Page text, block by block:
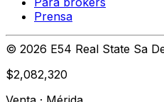
Prensa
© 2026 E54 Real State Sa
$2,082,320